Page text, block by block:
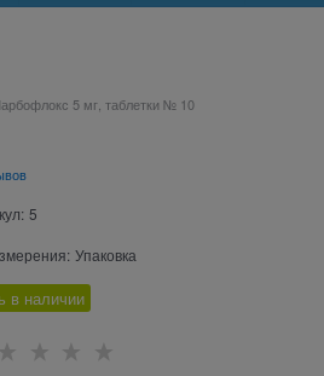
5 мг, таблетки № 10
5
Упаковка
в наличии